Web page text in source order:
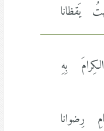
يَقظانا
بِهِ
رِضوانا